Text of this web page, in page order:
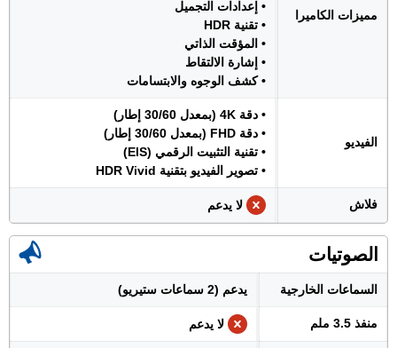
مميزات الكاميرا
• إعدادات التجميل
• تقنية HDR
• المؤقت الذاتي
• إشارة الالتقاط
• كشف الوجوه والابتسامات
الفيديو
• دقة 4K (بمعدل 30/60 إطار)
• دقة FHD (بمعدل 30/60 إطار)
• تقنية التثبيت الرقمي (EIS)
• تصوير الفيديو بتقنية HDR Vivid
فلاش لا يدعم
الصوتيات
السماعات الخارجية يدعم (2 سماعات ستيريو)
منفذ 3.5 ملم لا يدعم